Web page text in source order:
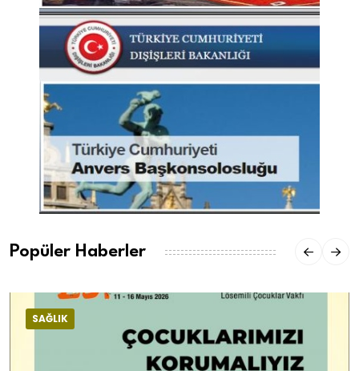
Popüler Haberler
SAĞLIK